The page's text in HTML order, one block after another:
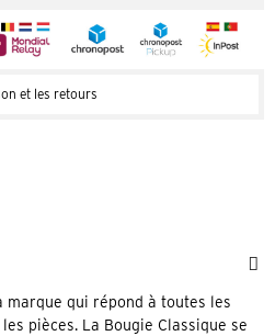
et les retours
marque qui répond à toutes les
pièces. La Bougie Classique se